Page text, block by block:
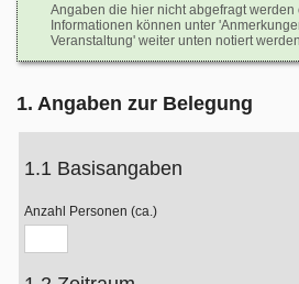
Angaben die hier nicht abgefragt werden
Informationen können unter
Veranstaltung' weiter unten notiert
1. Angaben zur Belegung
1.1 Basisangaben
Anzahl Personen (ca.)